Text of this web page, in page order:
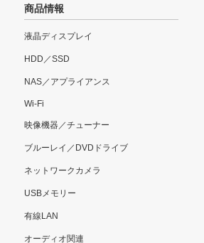
商品情報
液晶ディスプレイ
HDD／SSD
NAS／アプライアンス
Wi-Fi
映像機器／チューナー
ブルーレイ／DVDドライブ
ネットワークカメラ
USBメモリー
有線LAN
オーディオ関連